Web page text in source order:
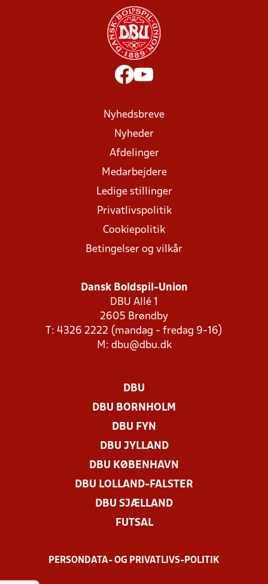
Nyhedsbreve
Nyheder
Afdelinger
Medarbejdere
Ledige stillinger
Privatlivspolitik
Cookiepolitik
Betingelser og vilkår
Dansk Boldspil-Union
DBU Allé 1
2605 Brøndby
T: 4326 2222 (mandag - fredag 9-16)
M: dbu@dbu.dk
DBU
DBU BORNHOLM
DBU FYN
DBU JYLLAND
DBU KØBENHAVN
DBU LOLLAND-FALSTER
DBU SJÆLLAND
FUTSAL
PERSONDATA- OG PRIVATLIVS-POLITIK